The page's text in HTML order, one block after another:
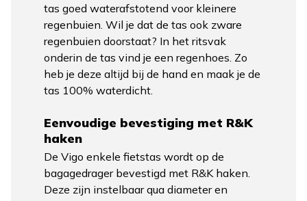
tas goed waterafstotend voor kleinere
regenbuien. Wil je dat de tas ook zware
regenbuien doorstaat? In het ritsvak
onderin de tas vind je een regenhoes. Zo
heb je deze altijd bij de hand en maak je de
tas 100% waterdicht.
Eenvoudige bevestiging met R&K
haken
De Vigo enkele fietstas wordt op de
bagagedrager bevestigd met R&K haken.
Deze zijn instelbaar qua diameter en